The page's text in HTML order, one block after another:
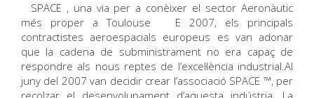
SPACE , una via per a conèixer el sector Aeronàutic
més proper a Toulouse E 2007, els principals
contractistes aeroespacials europeus es van adonar
que la cadena de subministrament no era capaç de
respondre als nous reptes de l’excel·lència industrial.Al
juny del 2007 van decidir crear l’associació SPACE ™, per
recolzar el desenvolupament d’aquesta indústria. La